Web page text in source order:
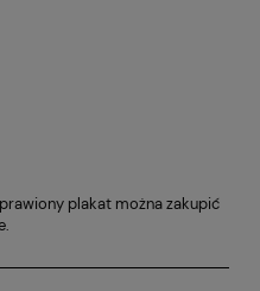
plakat można zakupić